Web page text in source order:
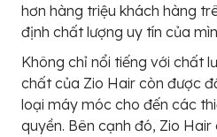
hơn hàng triệu khách hàng
định chất lượng uy tín của
Không chỉ nổi tiếng với chất
chất của Zio Hair còn được
loại máy móc cho đến các
quyền. Bên cạnh đó, Zio